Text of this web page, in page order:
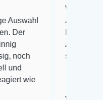
Warenanlieferung
Auswahl plus
Alles ist quick
super Zustand.